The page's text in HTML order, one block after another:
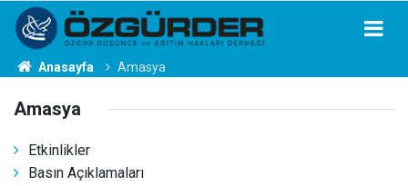
Anasayfa Amasya
Amasya
Etkinlikler
Basın Açıklamaları